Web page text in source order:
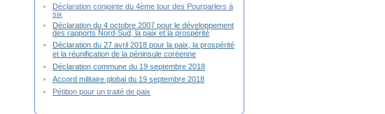
Déclaration conjointe du 4ème tour des Pourparlers à
six
Déclaration du 4 octobre 2007 pour le développement
des rapports Nord-Sud, la paix et la prospérité
Déclaration du 27 avril 2018 pour la paix, la prospérité
et la réunification de la péninsule coréenne
Déclaration commune du 19 septembre 2018
Accord militaire global du 19 septembre 2018
Pétition pour un traité de paix